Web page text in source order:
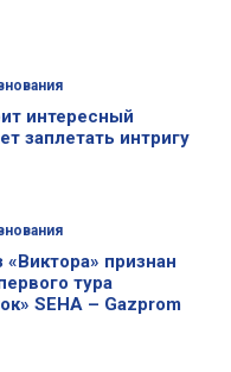
интересный
заплетать интригу
признан
тура
SEHA – Gazprom